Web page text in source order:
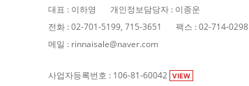
대표 : 이하영
개인정보담당자 : 이종운
전화 : 02-701-5199, 715-3651
팩스 : 02-714-0298
메일 : rinnaisale@naver.com
사업자등록번호 : 106-81-60042 VIEW